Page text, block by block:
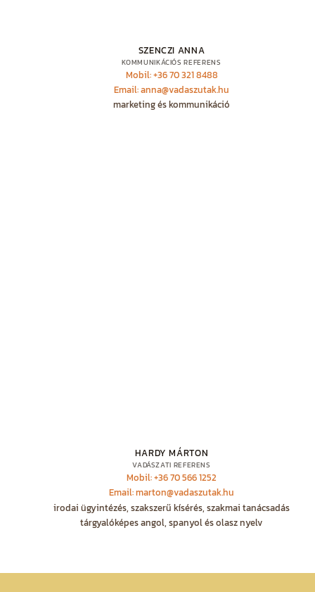
SZENCZI ANNA
KOMMUNIKÁCIÓS REFERENS
Mobil: +36 70 321 8488
Email: anna@vadaszutak.hu
marketing és kommunikáció
HARDY MÁRTON
VADÁSZATI REFERENS
Mobil: +36 70 566 1252
Email: marton@vadaszutak.hu
irodai ügyintézés, szakszerű kísérés, szakmai tanácsadás
tárgyalóképes angol, spanyol és olasz nyelv